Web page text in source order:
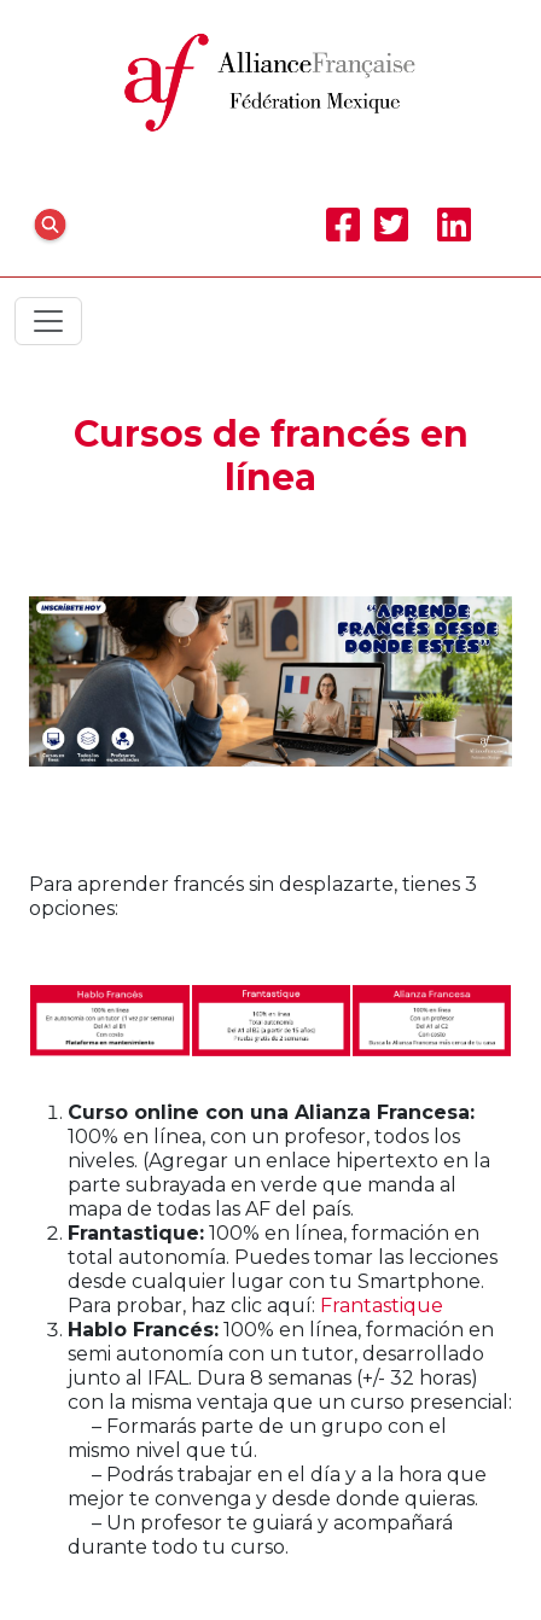
Cursos de francés en
línea
Para aprender francés sin desplazarte, tienes 3
opciones:
Curso online con una Alianza Francesa:
100% en línea, con un profesor, todos los
niveles. (Agregar un enlace hipertexto en la
parte subrayada en verde que manda al
mapa de todas las AF del país.
Frantastique: 100% en línea, formación en
total autonomía. Puedes tomar las lecciones
desde cualquier lugar con tu Smartphone.
Para probar, haz clic aquí: Frantastique
Hablo Francés: 100% en línea, formación en
semi autonomía con un tutor, desarrollado
junto al IFAL. Dura 8 semanas (+/- 32 horas)
con la misma ventaja que un curso presencial:
– Formarás parte de un grupo con el
mismo nivel que tú.
– Podrás trabajar en el día y a la hora que
mejor te convenga y desde donde quieras.
– Un profesor te guiará y acompañará
durante todo tu curso.